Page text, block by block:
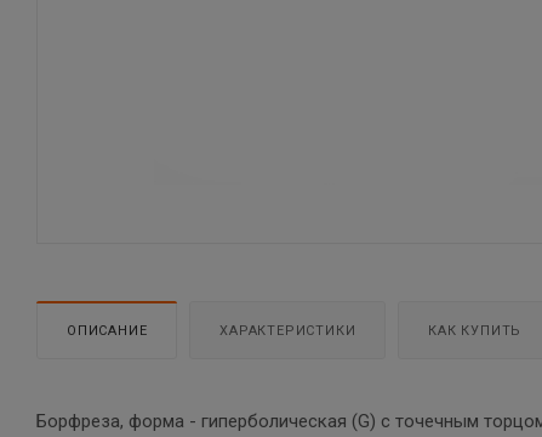
ОПИСАНИЕ ХАРАКТЕРИСТИКИ КАК КУПИТЬ
Борфреза, форма - гиперболическая (G) с точечным